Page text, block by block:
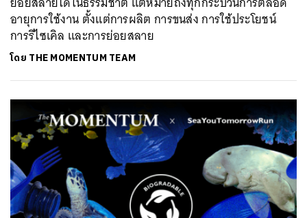
อายุการใช้งาน ตั้งแต่การผลิต การขนส่ง การใช้ประโยชน์
การรีไซเคิล และการย่อยสลาย
โดย THE MOMENTUM TEAM